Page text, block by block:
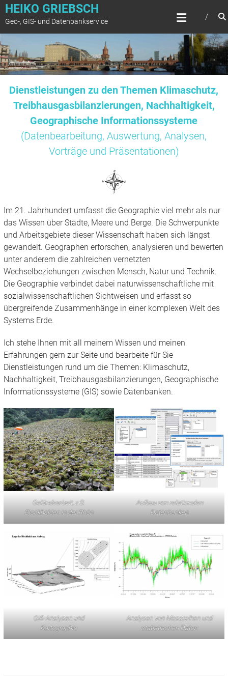
Zum
springen
HEIKO GRIEBSCH
Geo-, GIS- und Datenbankservice
Dienstleistungen zu den Themen Klimaschutz,
Treibhausgasbilanzierungen, Nachhaltigkeit,
Geographische Informationssysteme
(Datenbearbeitung, Auswertung, Analysen,
Vorträge und Präsentationen)
Im 21. Jahrhundert umfasst die Geographie viel mehr als nur
das Wissen über Städte, Meere und Berge. Die Schwerpunkte
und Arbeitsgebiete dieser Wissenschaft haben sich längst
gewandelt. Geographen erforschen, analysieren und bewerten
unter anderem die zahlreichen vernetzten
Wechselbeziehungen zwischen Mensch, Natur und Technik.
Die Geographie verbindet dabei naturwissenschaftliche mit
sozialwissenschaftlichen Sichtweisen und erfasst so
übergreifende Zusammenhänge in einer komplexen Welt des
Systems Erde.
Ich stehe Ihnen mit all meinem Wissen und meinen
Erfahrungen gern zur Seite und bearbeite für Sie
Dienstleistungen rund um die Themen: Klimaschutz,
Nachhaltigkeit, Treibhausgasbilanzierungen, Geographische
Informationssysteme (GIS) sowie Datenbanken.
Geländearbeit, z.B.
Blockhalden in der Rhön
Aufbau von relationalen
Datenbanken
GIS-Analysen und
Kartographie
Analysen von Messreihen und
statistischen Daten